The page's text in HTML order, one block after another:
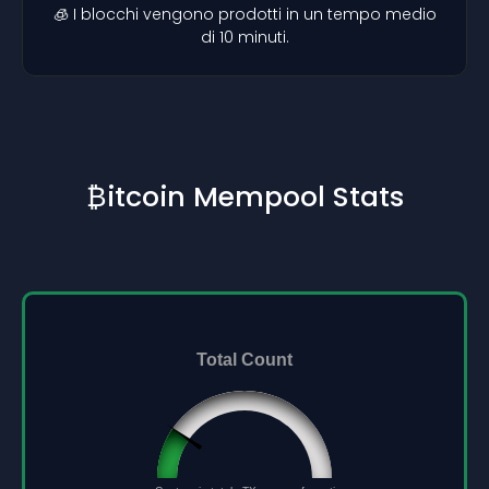
🧊 I blocchi vengono prodotti in un tempo medio
di 10 minuti.
₿itcoin Mempool Stats
Total Count